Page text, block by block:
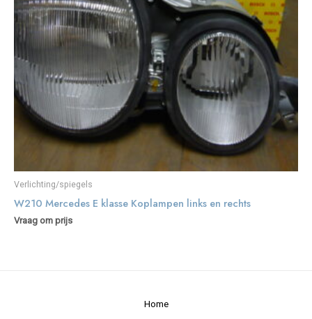
Verlichting/spiegels
W210 Mercedes E klasse Koplampen links en rechts
Vraag om prijs
Home